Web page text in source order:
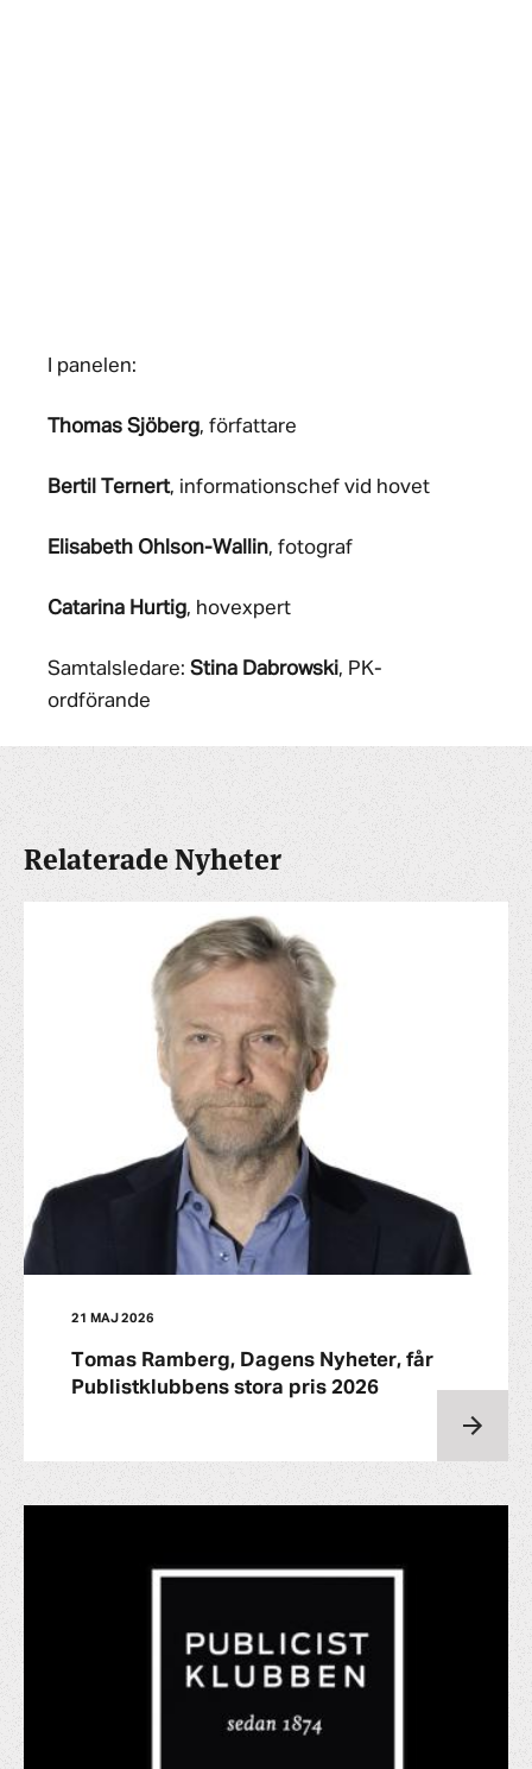
I panelen:
Thomas Sjöberg, författare
Bertil Ternert, informationschef vid hovet
Elisabeth Ohlson-Wallin, fotograf
Catarina Hurtig, hovexpert
Samtalsledare: Stina Dabrowski, PK-
ordförande
Relaterade Nyheter
21 MAJ 2026
Tomas Ramberg, Dagens Nyheter, får
Publistklubbens stora pris 2026